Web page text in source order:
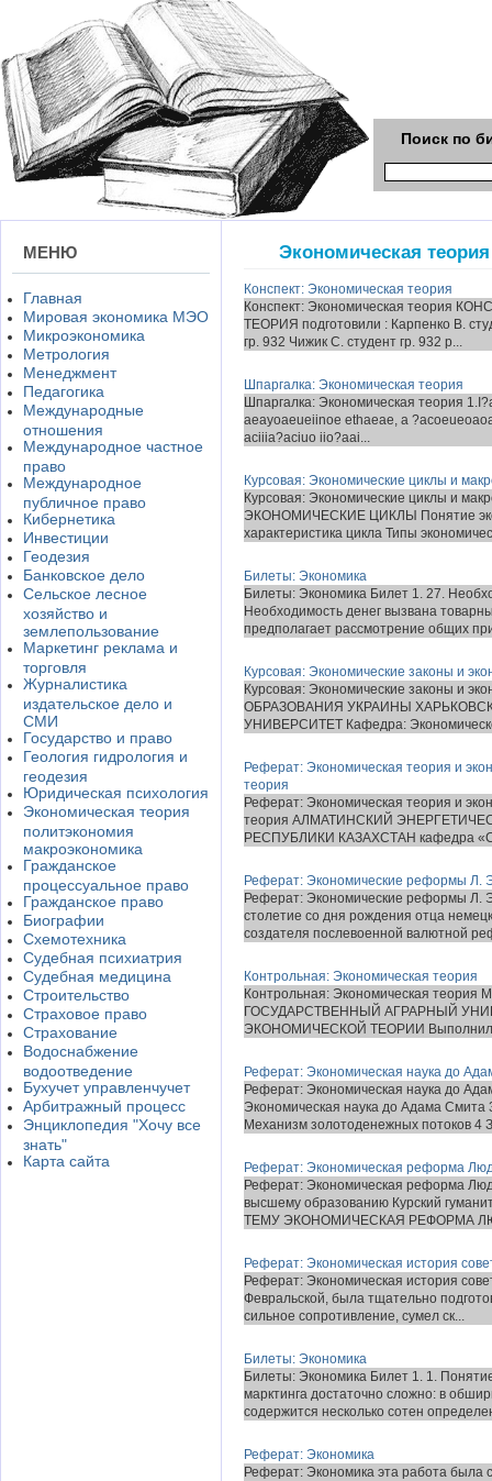
Поиск по
МЕНЮ
Главная
Мировая экономика МЭО
Микроэкономика
Метрология
Менеджмент
Педагогика
Международные
отношения
Международное частное
право
Международное
публичное право
Кибернетика
Инвестиции
Геодезия
Банковское дело
Сельское лесное
хозяйство и
землепользование
Маркетинг реклама и
торговля
Журналистика
издательское дело и
СМИ
Государство и право
Геология гидрология и
геодезия
Юридическая психология
Экономическая теория
политэкономия
макроэкономика
Гражданское
процессуальное право
Гражданское право
Биографии
Схемотехника
Судебная психиатрия
Судебная медицина
Строительство
Страховое право
Страхование
Водоснабжение
водоотведение
Бухучет управленчучет
Арбитражный процесс
Энциклопедия "Хочу все
знать"
Карта сайта
Экономическая
Конспект: Экономическая теория
Конспект: Экономическая теория
ТЕОРИЯ подготовили : Карпенко В.
гр. 932 Чижик С. студент гр. 932 р...
Шпаргалка: Экономическая теория
Шпаргалка: Экономическая теория
aeayoaeueiinoe ethaeae, a
aciiia?aciuo iio?aai...
Курсовая: Экономические циклы и
Курсовая: Экономические циклы и
ЭКОНОМИЧЕСКИЕ ЦИКЛЫ Понятие
характеристика цикла Типы
Билеты: Экономика
Билеты: Экономика Билет 1. 27.
Необходимость денег вызвана
предполагает рассмотрение общих
Курсовая: Экономические законы и
Курсовая: Экономические законы и
ОБРАЗОВАНИЯ УКРАИНЫ
УНИВЕРСИТЕТ Кафедра:
Реферат: Экономическая теория и
теория
Реферат: Экономическая теория и
теория АЛМАТИНСКИЙ
РЕСПУБЛИКИ КАЗАХСТАН кафедра
Реферат: Экономические реформы Л.
Реферат: Экономические реформы Л.
столетие со дня рождения отца
создателя послевоенной валютной
Контрольная: Экономическая теория
Контрольная: Экономическая
ГОСУДАРСТВЕННЫЙ АГРАРНЫЙ
ЭКОНОМИЧЕСКОЙ ТЕОРИИ Выполнил:
Реферат: Экономическая наука до
Реферат: Экономическая наука до
Экономическая наука до Адама Смита
Механизм золотоденежных потоков 4
Реферат: Экономическая реформа
Реферат: Экономическая реформа
высшему образованию Курский
ТЕМУ ЭКОНОМИЧЕСКАЯ РЕФОРМА
Реферат: Экономическая история
Реферат: Экономическая история
Февральской, была тщательно
сильное сопротивление, сумел ск...
Билеты: Экономика
Билеты: Экономика Билет 1. 1.
марктинга достаточно сложно: в
содержится несколько сотен
Реферат: Экономика
Реферат: Экономика эта работа была